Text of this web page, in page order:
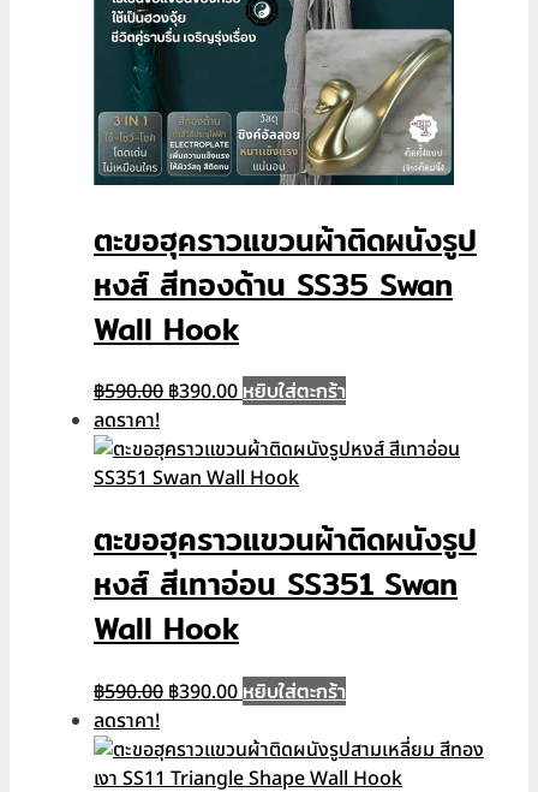
ตะขอฮุคราวแขวนผ้าติดผนังรูป
หงส์ สีทองด้าน SS35 Swan
Wall Hook
฿590.00 Original
was:
฿590.00.
฿390.00Current
is:
฿390.00.
หยิบใส่ตะกร้า
ลดราคา!
ตะขอฮุคราวแขวนผ้าติดผนังรูป
หงส์ สีเทาอ่อน SS351 Swan
Wall Hook
฿590.00 Original
was:
฿590.00.
฿390.00Current
is:
฿390.00.
หยิบใส่ตะกร้า
ลดราคา!